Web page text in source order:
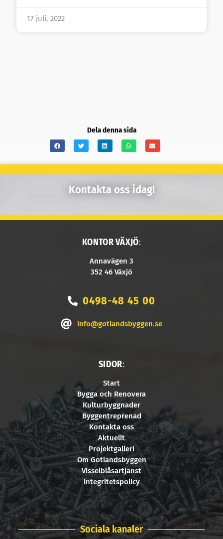
17 juli, 2022
Dela denna sida
Kontakta oss idag!
KONTOR VÄXJÖ:
Annavägen 3
352 46 Växjö
0498-48 45 00
info@gotlandsbyggen.se
SIDOR:
Start
Bygga och Renovera
Kulturbyggnader
Byggentreprenad
Kontakta oss
Aktuellt
Projektgalleri
Om Gotlandsbyggen
Visselblåsartjänst
Integritetspolicy
Sociala kanaler